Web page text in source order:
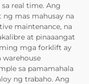
real time. Ang
mas mahusay na
maintenance, na
at pinaaangat
mga forklift ay
sa pamamahala
ng trabaho. Ang